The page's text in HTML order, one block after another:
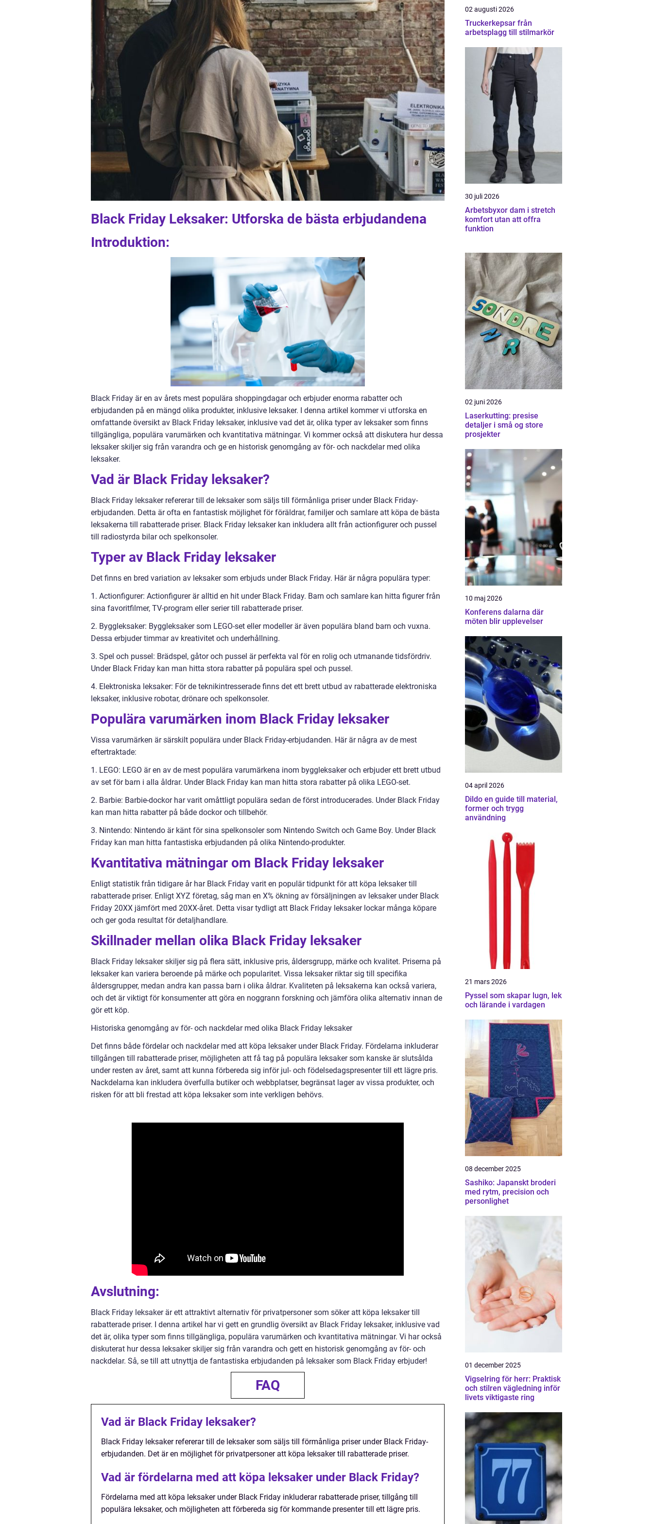
Black Friday Leksaker: Utforska de bästa erbjudandena
Introduktion:
Black Friday är en av årets mest populära shoppingdagar och erbjuder enorma rabatter och
erbjudanden på en mängd olika produkter, inklusive leksaker. I denna artikel kommer vi utforska en
omfattande översikt av Black Friday leksaker, inklusive vad det är, olika typer av leksaker som finns
tillgängliga, populära varumärken och kvantitativa mätningar. Vi kommer också att diskutera hur dessa
leksaker skiljer sig från varandra och ge en historisk genomgång av för- och nackdelar med olika
leksaker.
Vad är Black Friday leksaker?
Black Friday leksaker refererar till de leksaker som säljs till förmånliga priser under Black Friday-
erbjudanden. Detta är ofta en fantastisk möjlighet för föräldrar, familjer och samlare att köpa de bästa
leksakerna till rabatterade priser. Black Friday leksaker kan inkludera allt från actionfigurer och pussel
till radiostyrda bilar och spelkonsoler.
Typer av Black Friday leksaker
Det finns en bred variation av leksaker som erbjuds under Black Friday. Här är några populära typer:
1. Actionfigurer: Actionfigurer är alltid en hit under Black Friday. Barn och samlare kan hitta figurer från
sina favoritfilmer, TV-program eller serier till rabatterade priser.
2. Byggleksaker: Byggleksaker som LEGO-set eller modeller är även populära bland barn och vuxna.
Dessa erbjuder timmar av kreativitet och underhållning.
3. Spel och pussel: Brädspel, gåtor och pussel är perfekta val för en rolig och utmanande tidsfördriv.
Under Black Friday kan man hitta stora rabatter på populära spel och pussel.
4. Elektroniska leksaker: För de teknikintresserade finns det ett brett utbud av rabatterade elektroniska
leksaker, inklusive robotar, drönare och spelkonsoler.
Populära varumärken inom Black Friday leksaker
Vissa varumärken är särskilt populära under Black Friday-erbjudanden. Här är några av de mest
eftertraktade:
1. LEGO: LEGO är en av de mest populära varumärkena inom byggleksaker och erbjuder ett brett utbud
av set för barn i alla åldrar. Under Black Friday kan man hitta stora rabatter på olika LEGO-set.
2. Barbie: Barbie-dockor har varit omåttligt populära sedan de först introducerades. Under Black Friday
kan man hitta rabatter på både dockor och tillbehör.
3. Nintendo: Nintendo är känt för sina spelkonsoler som Nintendo Switch och Game Boy. Under Black
Friday kan man hitta fantastiska erbjudanden på olika Nintendo-produkter.
Kvantitativa mätningar om Black Friday leksaker
Enligt statistik från tidigare år har Black Friday varit en populär tidpunkt för att köpa leksaker till
rabatterade priser. Enligt XYZ företag, såg man en X% ökning av försäljningen av leksaker under Black
Friday 20XX jämfört med 20XX-året. Detta visar tydligt att Black Friday leksaker lockar många köpare
och ger goda resultat för detaljhandlare.
Skillnader mellan olika Black Friday leksaker
Black Friday leksaker skiljer sig på flera sätt, inklusive pris, åldersgrupp, märke och kvalitet. Priserna på
leksaker kan variera beroende på märke och popularitet. Vissa leksaker riktar sig till specifika
åldersgrupper, medan andra kan passa barn i olika åldrar. Kvaliteten på leksakerna kan också variera,
och det är viktigt för konsumenter att göra en noggrann forskning och jämföra olika alternativ innan de
gör ett köp.
Historiska genomgång av för- och nackdelar med olika Black Friday leksaker
Det finns både fördelar och nackdelar med att köpa leksaker under Black Friday. Fördelarna inkluderar
tillgången till rabatterade priser, möjligheten att få tag på populära leksaker som kanske är slutsålda
under resten av året, samt att kunna förbereda sig inför jul- och födelsedagspresenter till ett lägre pris.
Nackdelarna kan inkludera överfulla butiker och webbplatser, begränsat lager av vissa produkter, och
risken för att bli frestad att köpa leksaker som inte verkligen behövs.
Avslutning:
Black Friday leksaker är ett attraktivt alternativ för privatpersoner som söker att köpa leksaker till
rabatterade priser. I denna artikel har vi gett en grundlig översikt av Black Friday leksaker, inklusive vad
det är, olika typer som finns tillgängliga, populära varumärken och kvantitativa mätningar. Vi har också
diskuterat hur dessa leksaker skiljer sig från varandra och gett en historisk genomgång av för- och
nackdelar. Så, se till att utnyttja de fantastiska erbjudanden på leksaker som Black Friday erbjuder!
FAQ
Vad är Black Friday leksaker?
Black Friday leksaker refererar till de leksaker som säljs till förmånliga priser under Black Friday-
erbjudanden. Det är en möjlighet för privatpersoner att köpa leksaker till rabatterade priser.
Vad är fördelarna med att köpa leksaker under Black Friday?
Fördelarna med att köpa leksaker under Black Friday inkluderar rabatterade priser, tillgång till
populära leksaker, och möjligheten att förbereda sig för kommande presenter till ett lägre pris.
02 augusti 2026
Truckerkepsar från
arbetsplagg till stilmarkör
30 juli 2026
Arbetsbyxor dam i stretch
komfort utan att offra
funktion
02 juni 2026
Laserkutting: presise
detaljer i små og store
prosjekter
10 maj 2026
Konferens dalarna där
möten blir upplevelser
04 april 2026
Dildo en guide till material,
former och trygg
användning
21 mars 2026
Pyssel som skapar lugn, lek
och lärande i vardagen
08 december 2025
Sashiko: Japanskt broderi
med rytm, precision och
personlighet
01 december 2025
Vigselring för herr: Praktisk
och stilren vägledning inför
livets viktigaste ring